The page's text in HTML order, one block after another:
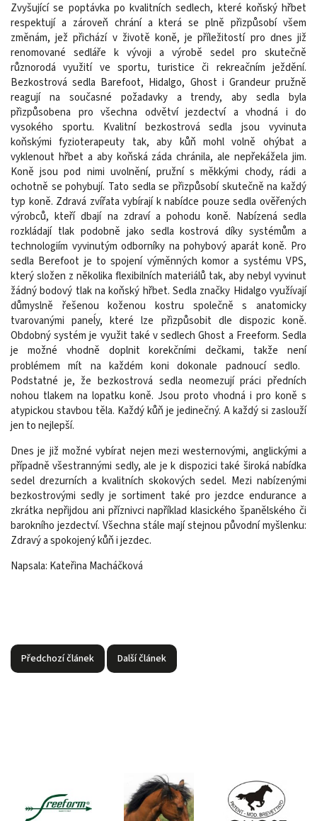
Zvyšující se poptávka po kvalitních sedlech, které koňský hřbet
respektují a zároveň chrání a která se plně přizpůsobí všem
změnám, jež přichází v životě koně, je příležitostí pro dnes již
renomované sedláře k vývoji a výrobě sedel pro skutečně
různorodá využití ve sportu, turistice či rekreačním ježdění.
Bezkostrová sedla Barefoot, Hidalgo, Ghost i Grandeur pružně
reagují na současné požadavky a trendy, aby sedla byla
přizpůsobena pro všechna odvětví jezdectví a vhodná i do
vysokého sportu. Kvalitní bezkostrová sedla jsou vyvinuta
koňskými fyzioterapeuty tak, aby kůň mohl volně ohýbat a
vyklenout hřbet a aby koňská záda chránila, ale nepřekážela jim.
Koně jsou pod nimi uvolnění, pružní s měkkými chody, rádi a
ochotně se pohybují. Tato sedla se přizpůsobí skutečně na každý
typ koně. Zdravá zvířata vybírají k nabídce pouze sedla ověřených
výrobců, kteří dbají na zdraví a pohodu koně. Nabízená sedla
rozkládají tlak podobně jako sedla kostrová díky systémům a
technologiím vyvinutým odborníky na pohybový aparát koně. Pro
sedla Berefoot je to spojení výměnných komor a systému VPS,
který složen z několika flexibilních materiálů tak, aby nebyl vyvinut
žádný bodový tlak na koňský hřbet. Sedla značky Hidalgo využívají
důmyslně řešenou koženou kostru společně s anatomicky
tvarovanými paneĺy, které lze přizpůsobit dle dispozic koně.
Obdobný systém je využit také v sedlech Ghost a Freeform. Sedla
je možné vhodně doplnit korekčními dečkami, takže není
problémem mít na každém koni dokonale padnoucí sedlo.
Podstatné je, že bezkostrová sedla neomezují práci předních
nohou tlakem na lopatku koně. Jsou proto vhodná i pro koně s
atypickou stavbou těla. Každý kůň je jedinečný. A každý si zaslouží
jen to nejlepší.
Dnes je již možné vybírat nejen mezi westernovými, anglickými a
případně všestrannými sedly, ale je k dispozici také široká nabídka
sedel drezurních a kvalitních skokových sedel. Mezi nabízenými
bezkostrovými sedly je sortiment také pro jezdce endurance a
zkrátka nepřijdou ani příznivci například klasického španělského či
barokního jezdectví. Všechna stále mají stejnou původní myšlenku:
Zdravý a spokojený kůň i jezdec.
Napsala: Kateřina Macháčková
Předchozí článek Další článek